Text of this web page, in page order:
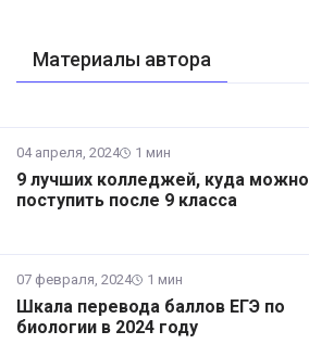
Материалы автора
04 апреля, 2024 1 мин
9 лучших колледжей, куда можно
поступить после 9 класса
07 февраля, 2024 1 мин
Шкала перевода баллов ЕГЭ по
биологии в 2024 году